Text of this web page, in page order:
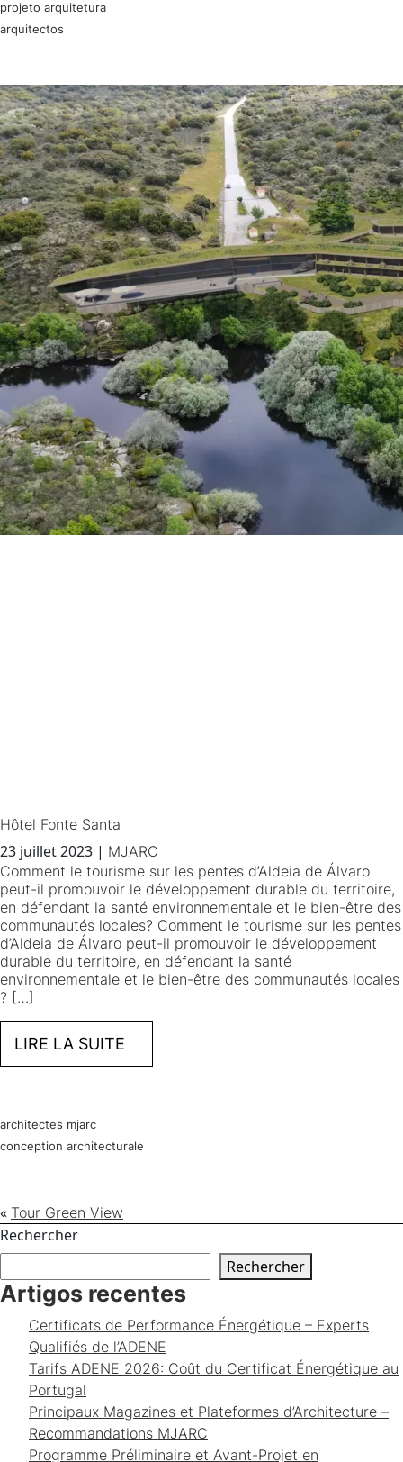
projeto arquitetura
arquitectos
Hôtel Fonte Santa
23 juillet 2023 | MJARC
Comment le tourisme sur les pentes d’Aldeia de Álvaro
peut-il promouvoir le développement durable du territoire,
en défendant la santé environnementale et le bien-être des
communautés locales? Comment le tourisme sur les pentes
d’Aldeia de Álvaro peut-il promouvoir le développement
durable du territoire, en défendant la santé
environnementale et le bien-être des communautés locales
? […]
LIRE LA SUITE
architectes mjarc
conception architecturale
« Tour Green View
Rechercher
Rechercher
Artigos recentes
Certificats de Performance Énergétique – Experts
Qualifiés de l’ADENE
Tarifs ADENE 2026: Coût du Certificat Énergétique au
Portugal
Principaux Magazines et Plateformes d’Architecture –
Recommandations MJARC
Programme Préliminaire et Avant-Projet en